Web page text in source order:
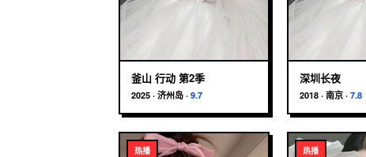
釜山 行动 第2季
2025 · 济州岛 · 9.7
深圳长夜
2018 ·南京 ·7.8
热播 热播